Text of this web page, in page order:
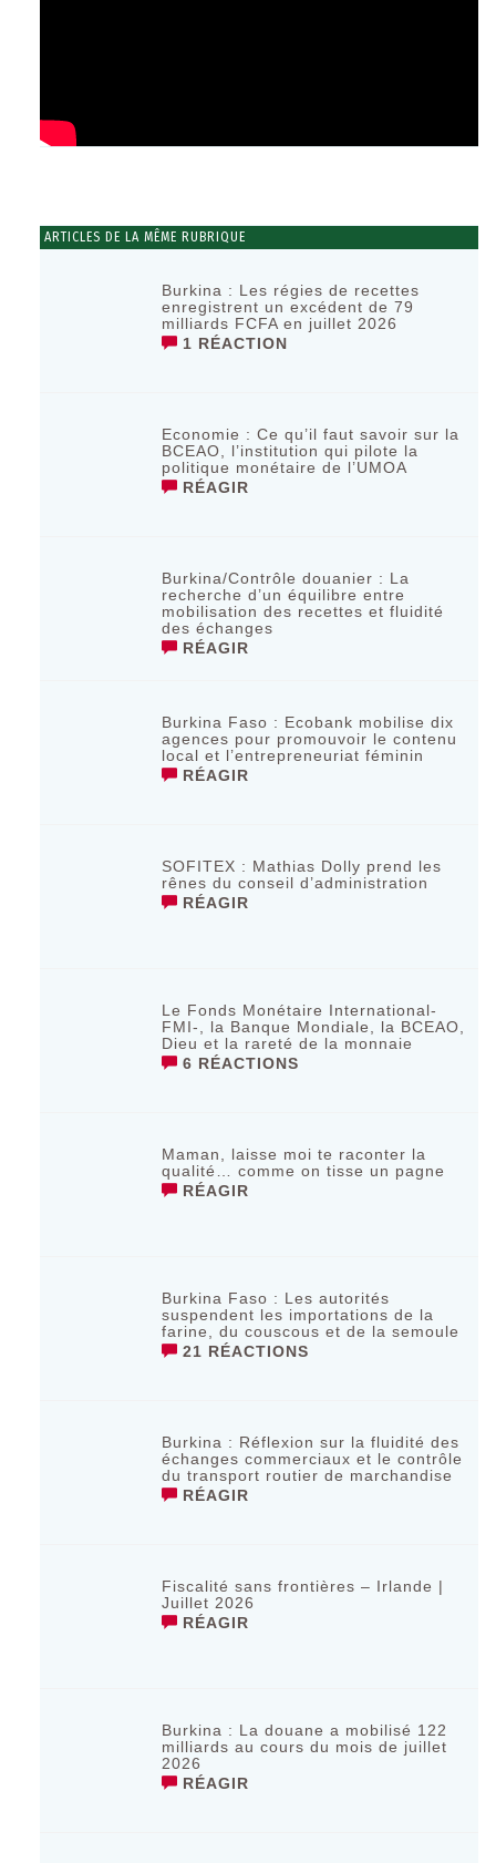
ARTICLES DE LA MÊME RUBRIQUE
Burkina : Les régies de recettes
enregistrent un excédent de 79
milliards FCFA en juillet 2026
1 RÉACTION
Economie : Ce qu’il faut savoir sur la
BCEAO, l’institution qui pilote la
politique monétaire de l’UMOA
RÉAGIR
Burkina/Contrôle douanier : La
recherche d’un équilibre entre
mobilisation des recettes et fluidité
des échanges
RÉAGIR
Burkina Faso : Ecobank mobilise dix
agences pour promouvoir le contenu
local et l’entrepreneuriat féminin
RÉAGIR
SOFITEX : Mathias Dolly prend les
rênes du conseil d’administration
RÉAGIR
Le Fonds Monétaire International-
FMI-, la Banque Mondiale, la BCEAO,
Dieu et la rareté de la monnaie
6 RÉACTIONS
Maman, laisse moi te raconter la
qualité… comme on tisse un pagne
RÉAGIR
Burkina Faso : Les autorités
suspendent les importations de la
farine, du couscous et de la semoule
21 RÉACTIONS
Burkina : Réflexion sur la fluidité des
échanges commerciaux et le contrôle
du transport routier de marchandise
RÉAGIR
Fiscalité sans frontières – Irlande |
Juillet 2026
RÉAGIR
‎Burkina : La douane a mobilisé 122
milliards au cours du mois de juillet
2026 ‎
RÉAGIR